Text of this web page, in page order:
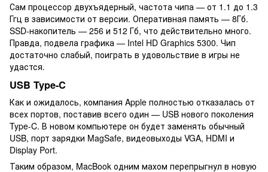
Сам процессор двухъядерный, частота чипа — от 1.1 до 1.3
Ггц в зависимости от версии. Оперативная память — 8Гб.
SSD-накопитель — 256 и 512 Гб, что действительно много.
Правда, подвела графика — Intel HD Graphics 5300. Чип
достаточно слабый, поиграть в удовольствие в игры не
удастся.
USB Type-C
Как и ожидалось, компания Apple полностью отказалась от
всех портов, поставив всего один — USB нового поколения
Type-C. В новом компьютере он будет заменять обычный
USB, порт зарядки MagSafe, видеовыходы VGA, HDMI и
Display Port.
Таким образом, MacBook одним махом перепрыгнул в новую